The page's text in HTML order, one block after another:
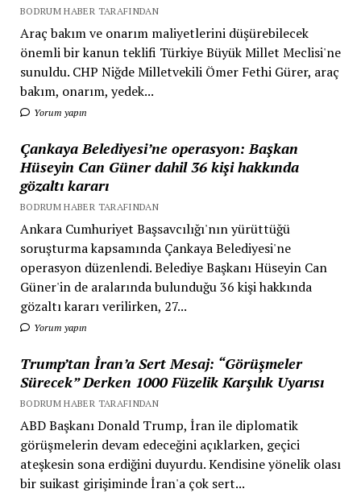
BODRUM HABER TARAFINDAN
Araç bakım ve onarım maliyetlerini düşürebilecek
önemli bir kanun teklifi Türkiye Büyük Millet Meclisi'ne
sunuldu. CHP Niğde Milletvekili Ömer Fethi Gürer, araç
bakım, onarım, yedek...
Yorum yapın
Çankaya Belediyesi’ne operasyon: Başkan
Hüseyin Can Güner dahil 36 kişi hakkında
gözaltı kararı
BODRUM HABER TARAFINDAN
Ankara Cumhuriyet Başsavcılığı'nın yürüttüğü
soruşturma kapsamında Çankaya Belediyesi'ne
operasyon düzenlendi. Belediye Başkanı Hüseyin Can
Güner'in de aralarında bulunduğu 36 kişi hakkında
gözaltı kararı verilirken, 27...
Yorum yapın
Trump’tan İran’a Sert Mesaj: “Görüşmeler
Sürecek” Derken 1000 Füzelik Karşılık Uyarısı
BODRUM HABER TARAFINDAN
ABD Başkanı Donald Trump, İran ile diplomatik
görüşmelerin devam edeceğini açıklarken, geçici
ateşkesin sona erdiğini duyurdu. Kendisine yönelik olası
bir suikast girişiminde İran'a çok sert...